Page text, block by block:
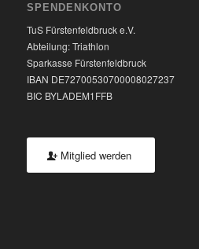
SPENDENKONTO
TuS Fürstenfeldbruck e.V.
Abteilung: Triathlon
Sparkasse Fürstenfeldbruck
IBAN DE72700530700008027237
BIC BYLADEM1FFB
Mitglied werden